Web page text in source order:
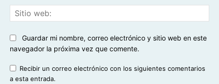
Guardar mi nombre, correo electrónico y sitio web en este
navegador la próxima vez que comente.
Recibir un correo electrónico con los siguientes comentarios
a esta entrada.